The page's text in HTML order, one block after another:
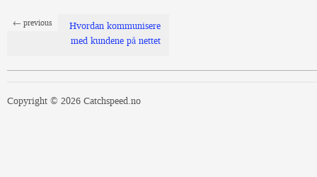
← previous
Hvordan kommunisere
med kundene på nettet
Copyright © 2026 Catchspeed.no